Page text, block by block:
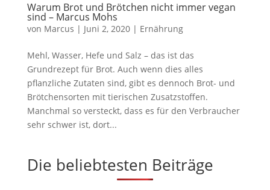
Warum Brot und Brötchen nicht immer vegan
sind – Marcus Mohs
von Marcus | Juni 2, 2020| Ernährung
Mehl, Wasser, Hefe und Salz – das ist das
Grundrezept für Brot. Auch wenn dies alles
pflanzliche Zutaten sind, gibt es dennoch Brot- und
Brötchensorten mit tierischen Zusatzstoffen.
Manchmal so versteckt, dass es für den Verbraucher
sehr schwer ist, dort...
Die beliebtesten Beiträge